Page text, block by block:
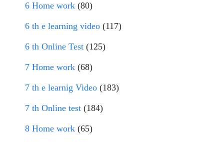
6 Home work (80)
6 th e learning video (117)
6 th Online Test (125)
7 Home work (68)
7 th e learnig Video (183)
7 th Online test (184)
8 Home work (65)